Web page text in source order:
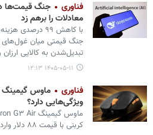
فناوری
جنگ قیمت‌ها
معادلات را برهم زد
با کاهش ۹۹
جنگ قیمتی میان
تبدیل‌شدن به کالایی
۱۴۰۵-۰۵-۱۱ ۱۲:۱۳
فناوری
ویژگی‌هایی دارد؟
کربنی با قیمت ۸۸ دلار وارد بازار شده است.